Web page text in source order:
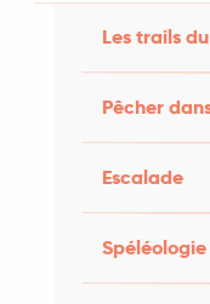
Les trails
Pêcher
Escalade
Spéléologie